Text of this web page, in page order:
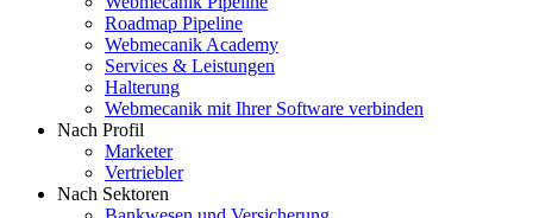
Roadmap Pipeline
Webmecanik Academy
Services & Leistungen
Halterung
Webmecanik mit Ihrer Software verbinden
Nach Profil
Marketer
Vertriebler
Nach Sektoren